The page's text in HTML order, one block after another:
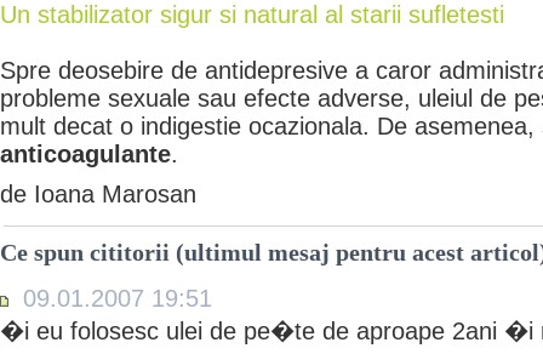
Un stabilizator sigur si natural al starii sufletesti
Spre deosebire de antidepresive a caror
probleme sexuale sau efecte adverse, uleiul de
mult decat o indigestie ocazionala. De
anticoagulante.
de Ioana Marosan
Ce spun cititorii (ultimul mesaj pentru acest
09.01.2007 19:51
�i eu folosesc ulei de pe�te de aproape 2ani